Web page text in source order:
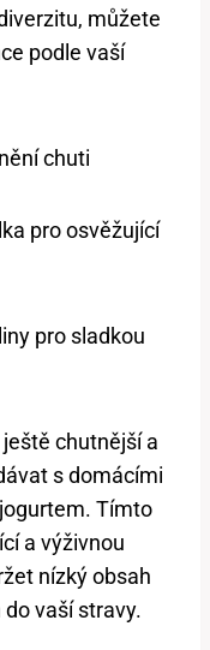
můžete
podle vaší
chuti
pro osvěžující
pro sladkou
chutnější a
s domácími
Tímto
a výživnou
nízký obsah
vaší stravy.